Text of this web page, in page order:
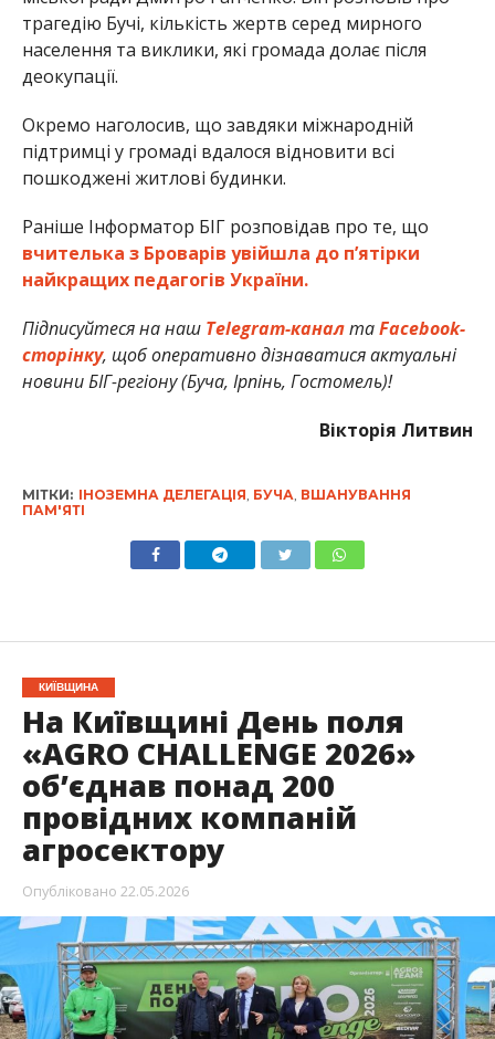
трагедію Бучі, кількість жертв серед мирного
населення та виклики, які громада долає після
деокупації.
Окремо наголосив, що завдяки міжнародній
підтримці у громаді вдалося відновити всі
пошкоджені житлові будинки.
Раніше Інформатор БІГ розповідав про те, що
вчителька з Броварів увійшла до п’ятірки
найкращих педагогів України.
Підписуйтеся на наш Telegram-каналтаFacebook-
сторінку, щоб оперативно дізнаватися актуальні
новини БІГ-регіону (Буча, Ірпінь, Гостомель)!
Вікторія Литвин
МІТКИ: ІНОЗЕМНА ДЕЛЕГАЦІЯ, БУЧА, ВШАНУВАННЯ
ПАМ'ЯТІ
КИЇВЩИНА
На Київщині День поля
«AGRO CHALLENGE 2026»
об’єднав понад 200
провідних компаній
агросектору
Опубліковано 22.05.2026